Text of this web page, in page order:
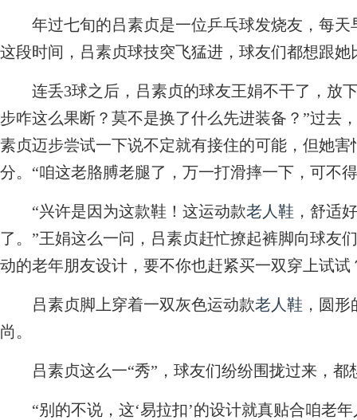
年过七旬的吕素贞是一位乒乓球发烧友，每天
这段时间，吕素贞球技突飞猛进，球友们都想跟她
连丢3球之后，吕素贞的球友王娟不干了，放
步咋这么果断？莫不是换了什么先进装备？”过去
素贞迈步尝试一下说不定就有接住的可能，但她
分。“咱这老胳膊老腿了，万一打滑摔一下，可不
“兴许是因为这款鞋！这运动款老人鞋 ，舒适
了。”王娟这么一问，吕素贞赶忙撩起裤脚向球友
动的老年朋友设计，要不你也赶紧买一双穿上试试
吕素贞脚上穿着一双灰色运动款老人鞋 ，圆
尚。
吕素贞这么一“秀”，球友们纷纷围拢过来，都
“别的不说，这‘易拉扣’的设计就真贴合咱老年